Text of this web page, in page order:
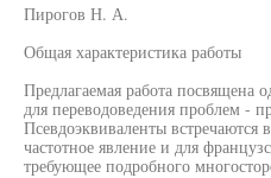
Пирогов Н. А.
Общая характеристика работы
Предлагаемая работа посвящена
для переводоведения проблем -
Псевдоэквиваленты встречаются
частотное явление и для
требующее подробного